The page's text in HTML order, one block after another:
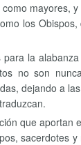
mayores,
los
la
no son
dejando a
que aportan
sacerdotes